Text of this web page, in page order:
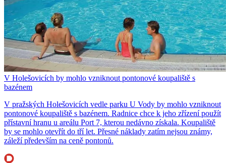
V Holešovicích by mohlo vzniknout pontonové koupaliště s
bazénem
V pražských Holešovicích vedle parku U Vody by mohlo vzniknout
pontonové koupaliště s bazénem. Radnice chce k jeho zřízení použít
přístavní hranu u areálu Port 7, kterou nedávno získala. Koupaliště
by se mohlo otevřít do tří let. Přesné náklady zatím nejsou známy,
záleží především na ceně pontonů.